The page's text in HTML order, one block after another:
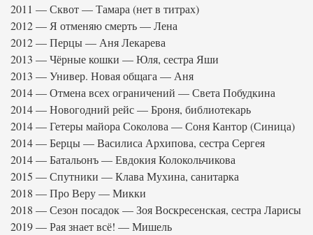
2011 — Сквот — Тамара (нет в титрах)
2012 — Я отменяю смерть — Лена
2012 — Перцы — Аня Лекарева
2013 — Чёрные кошки — Юля, сестра Яши
2013 — Универ. Новая общага — Аня
2014 — Отмена всех ограничений — Света Побудкина
2014 — Новогодний рейс — Броня, библиотекарь
2014 — Гетеры майора Соколова — Соня Кантор (Синица)
2014 — Берцы — Василиса Архипова, сестра Сергея
2014 — Батальонъ — Евдокия Колокольчикова
2015 — Спутники — Клава Мухина, санитарка
2018 — Про Веру — Микки
2018 — Сезон посадок — Зоя Воскресенская, сестра Ларисы
2019 — Рая знает всё! — Мишель